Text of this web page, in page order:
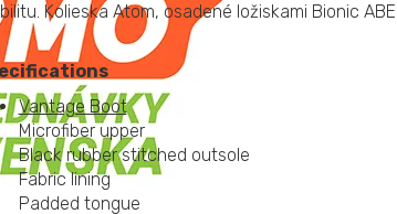
Kolieska Atom, osadené ložiskami Bionic
Vantage Boot
Microfiber upper
Black rubber stitched outsole
Fabric lining
Padded tongue